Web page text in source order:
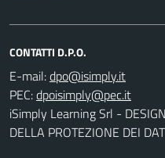
CONTATTI D.P.O.
E-mail:
PEC:
iSimply Learning Srl -
DELLA PROTEZIONE DEI